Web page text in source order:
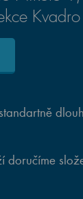
Kvadro
doručíme